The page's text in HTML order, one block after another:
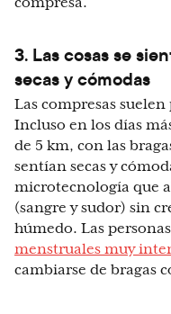
3. Las cosas se
secas y cómodas
Las compresas
Incluso en los días
de 5 km, con las
sentían secas y
microtecnología que
(sangre y sudor) sin
húmedo. Las
menstruales muy
cambiarse de bragas